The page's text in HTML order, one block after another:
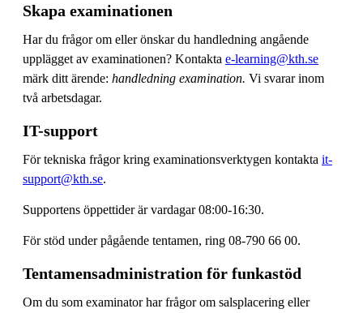
Skapa examinationen
Har du frågor om eller önskar du handledning angående
upplägget av examinationen? Kontakta e-learning@kth.se
märk ditt ärende: handledning examination. Vi svarar inom
två arbetsdagar.
IT-support
För tekniska frågor kring examinationsverktygen kontakta it-
support@kth.se.
Supportens öppettider är vardagar 08:00-16:30.
För stöd under pågående tentamen, ring 08-790 66 00.
Tentamensadministration för funkastöd
Om du som examinator har frågor om salsplacering eller